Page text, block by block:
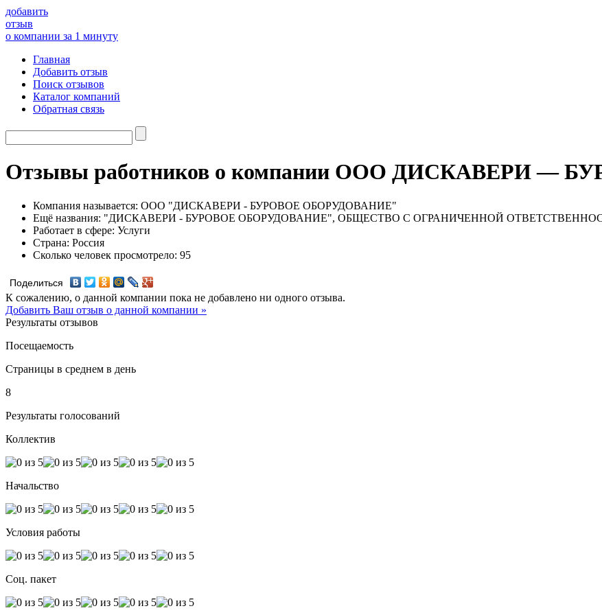
добавить
отзыв
о компании за 1 минуту
Главная
Добавить отзыв
Поиск отзывов
Каталог компаний
Обратная связь
Отзывы работников о компании ООО ДИСКАВЕРИ —
Компания называется: ООО "ДИСКАВЕРИ - БУРОВОЕ ОБОРУДОВАНИЕ"
Ещё названия: "ДИСКАВЕРИ - БУРОВОЕ ОБОРУДОВАНИЕ", ОБЩЕСТВО С ОГРАНИЧЕННОЙ
Работает в сфере: Услуги
Страна: Россия
Сколько человек просмотрело: 95
Поделиться
К сожалению, о данной компании пока не добавлено ни одного отзыва.
Добавить Ваш отзыв о данной компании »
Результаты отзывов
Посещаемость
Страницы в среднем в день
8
Результаты голосований
Коллектив
Начальство
Условия работы
Соц. пакет